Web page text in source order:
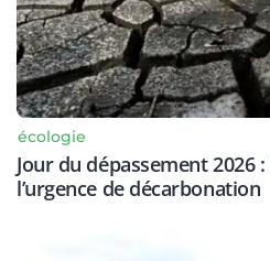
écologie
Jour du dépassement 2026
l’urgence de décarbonation